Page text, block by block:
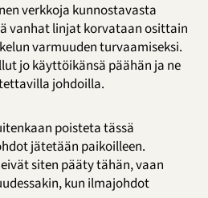
verkkoja kunnostavasta
vanhat linjat korvataan osittain
varmuuden turvaamiseksi.
jo käyttöikänsä päähän ja ne
johdoilla.
poisteta tässä
jätetään paikoilleen.
siten pääty tähän, vaan
kun ilmajohdot